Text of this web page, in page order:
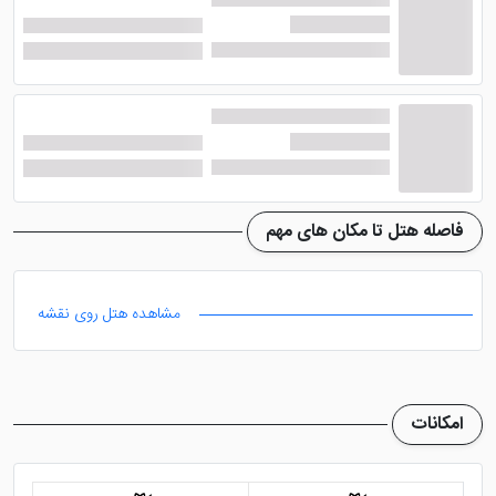
امکانات می توان به تلویزیون ال سی دی با شبکه های
ماهواره ای، سیستم تهویه مطبوع ، قهوه ساز و چای ساز،
حمام های خصوصی به همران وان، سشوار، سیستم
سرمایشی، مبلمان راحتی، آباژور و ... اشاره نمود. یک فضای
نشیمن هم برای دورهمی های خانوادگی در داخل اتاق ها
تعبیه شده است.
امکانات هتل لندمارک گرند دیره دبی
می باشد. چرا که از امکانات عالی برخوردار است که سبب
رضایت مهمانان مقیم در خود می شود. در ادامه به معرفی
چند نمونه از مهم ترین امکانات هتل خواهیم پرداخت.
فاصله هتل تا مکان های مهم
مشاهده هتل روی نقشه
امکانات